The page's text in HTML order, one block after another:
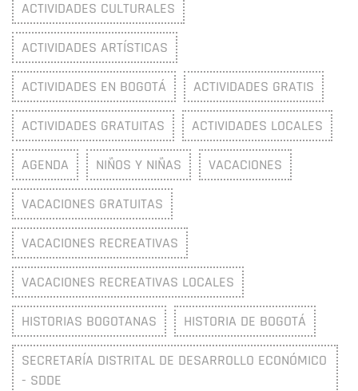
ACTIVIDADES CULTURALES
ACTIVIDADES ARTÍSTICAS
ACTIVIDADES EN BOGOTÁ ACTIVIDADES GRATIS
ACTIVIDADES GRATUITAS ACTIVIDADES LOCALES
AGENDA NIÑOS Y NIÑAS VACACIONES
VACACIONES GRATUITAS
VACACIONES RECREATIVAS
VACACIONES RECREATIVAS LOCALES
HISTORIAS BOGOTANAS HISTORIA DE BOGOTÁ
SECRETARÍA DISTRITAL DE DESARROLLO ECONÓMICO
- SDDE